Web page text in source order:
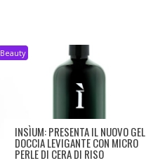
Beauty
INSÌUM: PRESENTA IL NUOVO GEL
DOCCIA LEVIGANTE CON MICRO
PERLE DI CERA DI RISO